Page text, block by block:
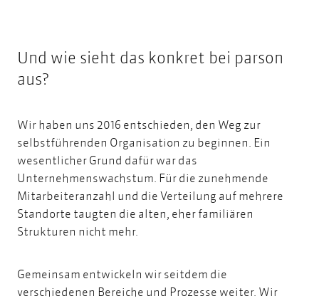
Und wie sieht das konkret bei parson
aus?
Wir haben uns 2016 entschieden, den Weg zur
selbstführenden Organisation zu beginnen. Ein
wesentlicher Grund dafür war das
Unternehmenswachstum. Für die zunehmende
Mitarbeiteranzahl und die Verteilung auf mehrere
Standorte taugten die alten, eher familiären
Strukturen nicht mehr.
Gemeinsam entwickeln wir seitdem die
verschiedenen Bereiche und Prozesse weiter. Wir